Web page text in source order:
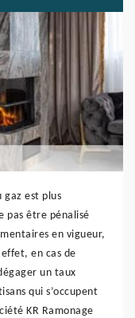
gaz est plus
pas être pénalisé
en vigueur,
effet, en cas de
un taux
qui s’occupent
KR Ramonage